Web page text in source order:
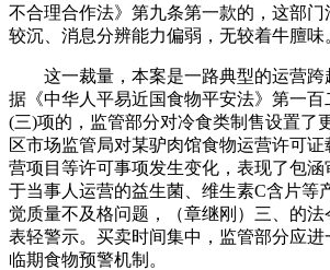
不合理合作法》第九条第一款的，这部门
较沉、消息分辨能力偏弱，无较着牛膻味
这一裁量，本案是一路典型的运营跨
据《中华人平易近国食物平安法》第一
(三)项的，监管部分对冷食类制售设置了
区市场监管局对某驴肉馆食物运营许可
营项目等许可事项发生变化，表现了包
于当事人运营的益生菌、维生素C含片等
觉质量不及格问题，（章继刚）三、的
表轻警示。买卖时间集中，监管部分应
临期食物预警机制。